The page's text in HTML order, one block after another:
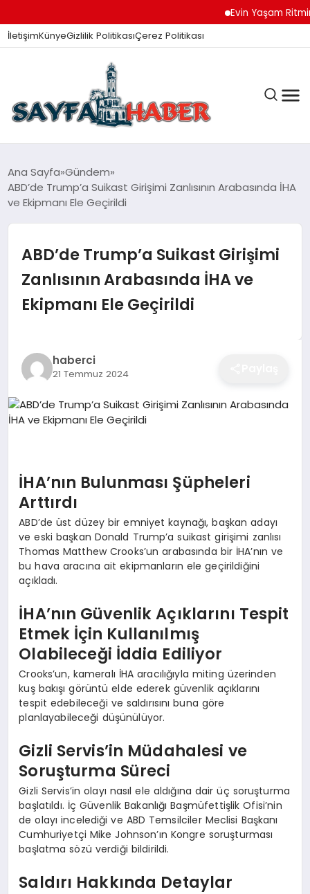
Evin Yaşam Ritmini
İletişimKünyeGizlilik PolitikasıÇerez Politikası
ANA SAYFA
GÜNDEM
İZMIR HABERLERI
EKONOMI
SAĞLIK
SPOR
YAŞAM
DIĞER
Ana Sayfa Gündem
ABD’de Trump’a Suikast Girişimi Zanlısının Arabasında İHA
ve Ekipmanı Ele Geçirildi
ABD’de Trump’a Suikast Girişimi
Zanlısının Arabasında İHA ve
Ekipmanı Ele Geçirildi
haberci
21 Temmuz 2024
İHA’nın Bulunması Şüpheleri
Arttırdı
ABD’de üst düzey bir emniyet kaynağı, başkan adayı
ve eski başkan Donald Trump’a suikast girişimi zanlısı
Thomas Matthew Crooks’un arabasında bir İHA’nın ve
bu hava aracına ait ekipmanların ele geçirildiğini
açıkladı.
İHA’nın Güvenlik Açıklarını Tespit
Etmek İçin Kullanılmış
Olabileceği İddia Ediliyor
Crooks’un, kameralı İHA aracılığıyla miting üzerinden
kuş bakışı görüntü elde ederek güvenlik açıklarını
tespit edebileceği ve saldırısını buna göre
planlayabileceği düşünülüyor.
Gizli Servis’in Müdahalesi ve
Soruşturma Süreci
Gizli Servis’in olayı nasıl ele aldığına dair üç soruşturma
başlatıldı. İç Güvenlik Bakanlığı Başmüfettişlik Ofisi’nin
de olayı incelediği ve ABD Temsilciler Meclisi Başkanı
Cumhuriyetçi Mike Johnson’ın Kongre soruşturması
başlatma sözü verdiği bildirildi.
Saldırı Hakkında Detaylar